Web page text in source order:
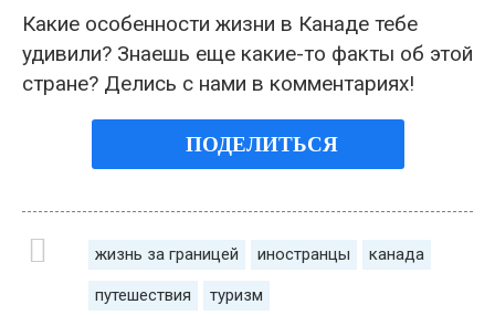
Какие особенности жизни в Канаде тебе
удивили? Знаешь еще какие-то факты об этой
стране? Делись с нами в комментариях!
ПОДЕЛИТЬСЯ
жизнь за границей иностранцы канада
путешествия туризм